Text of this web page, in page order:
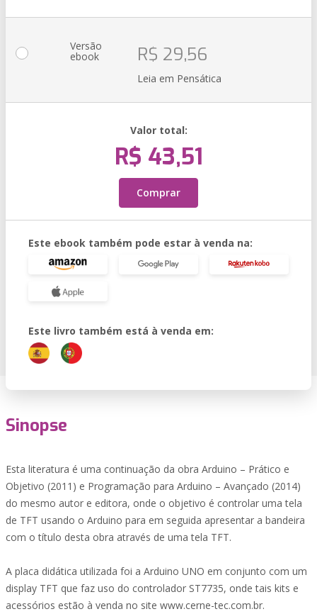
Versão
ebook R$ 29,56
Leia em Pensática
Valor total:
R$ 43,51
Comprar
Este ebook também pode estar à venda na:
Este livro também está à venda em:
Sinopse
Esta literatura é uma continuação da obra Arduino – Prático e
Objetivo (2011) e Programação para Arduino – Avançado (2014)
do mesmo autor e editora, onde o objetivo é controlar uma tela
de TFT usando o Arduino para em seguida apresentar a bandeira
com o título desta obra através de uma tela TFT.
A placa didática utilizada foi a Arduino UNO em conjunto com um
display TFT que faz uso do controlador ST7735, onde tais kits e
acessórios estão à venda no site www.cerne-tec.com.br.